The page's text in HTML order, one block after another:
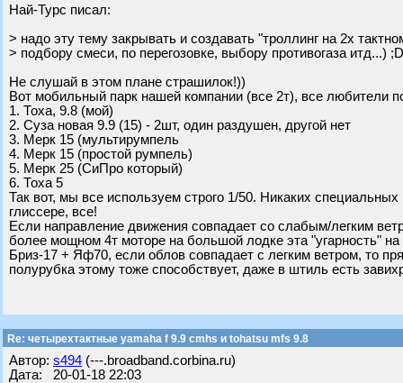
Най-Турс писал:
> надо эту тему закрывать и создавать "троллинг на 2х
> подбору смеси, по перегозовке, выбору противогаза итд...) ;D
Не слушай в этом плане страшилок!))
Вот мобильный парк нашей компании (все 2т), все любители
1. Тоха, 9.8 (мой)
2. Суза новая 9.9 (15) - 2шт, один раздушен, другой нет
3. Мерк 15 (мультирумпель
4. Мерк 15 (простой румпель)
5. Мерк 25 (СиПро который)
6. Тоха 5
Так вот, мы все используем строго 1/50. Никаких
глиссере, все!
Если направление движения совпадает со слабым/легким
более мощном 4т моторе на большой лодке эта "угарность"
Бриз-17 + Яф70, если облов совпадает с легким ветром, то
полурубка этому тоже способствует, даже в штиль есть
Re: четырехтактные yamaha f 9.9 cmhs и tohatsu mfs 9.8
Автор: s494 (---.broadband.corbina.ru)
Дата: 20-01-18 22:03